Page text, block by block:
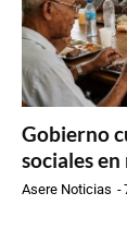
Gobierno
sociales
Asere Noticias -